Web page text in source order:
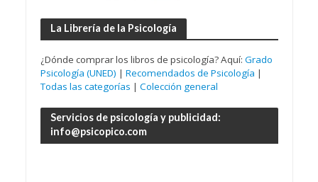
La Librería de la Psicología
¿Dónde comprar los libros de psicología? Aquí: Grado
Psicología (UNED) | Recomendados de Psicología |
Todas las categorías | Colección general
Servicios de psicología y publicidad:
info@psicopico.com